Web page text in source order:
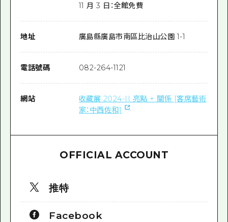
11 月 3 日：全館免費
地址 廣島縣廣島市南區比治山公園 1-1
電話號碼 082-264-1121
網站
收藏展 2024-II 亮點 + 關係 [客席藝術
家：中西佐和]
OFFICIAL ACCOUNT
推特
Facebook